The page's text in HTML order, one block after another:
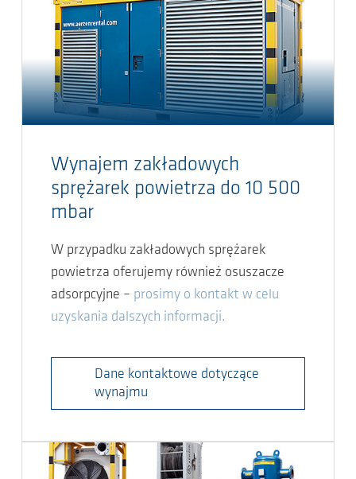
Wynajem zakładowych
sprężarek powietrza do 10 500
mbar
W przypadku zakładowych sprężarek
powietrza oferujemy również osuszacze
adsorpcyjne – prosimy o kontakt w celu
uzyskania dalszych informacji.
Dane kontaktowe dotyczące
wynajmu